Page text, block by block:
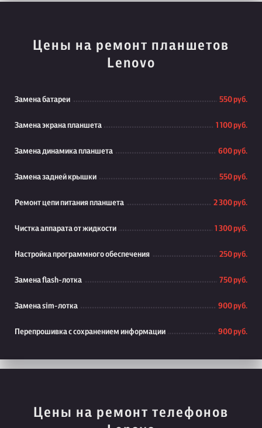
Цены на ремонт планшетов
Lenovo
Замена батареи 550 руб.
Замена экрана планшета 1 100 руб.
Замена динамика планшета 600 руб.
Замена задней крышки 550 руб.
Ремонт цепи питания планшета 2 300 руб.
Чистка аппарата от жидкости 1 300 руб.
Настройка программного обеспечения 250 руб.
Замена flash-лотка 750 руб.
Замена sim-лотка 900 руб.
Перепрошивка с сохранением информации 900 руб.
Цены на ремонт телефонов